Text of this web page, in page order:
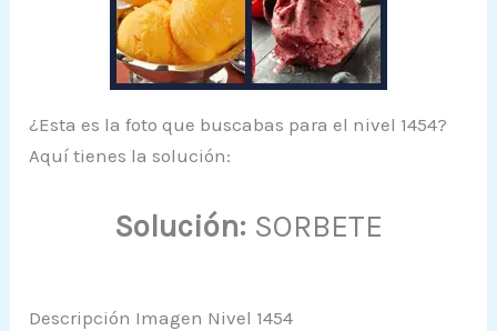
¿Esta es la foto que buscabas para el nivel 1454?
Aquí tienes la solución:
Solución: SORBETE
Descripción Imagen Nivel 1454